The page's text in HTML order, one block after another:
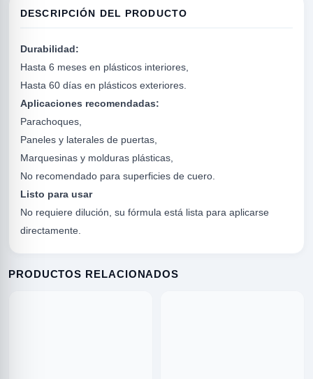
DESCRIPCIÓN DEL PRODUCTO
Durabilidad:
Hasta 6 meses en plásticos interiores,
Hasta 60 días en plásticos exteriores.
Aplicaciones recomendadas:
Parachoques,
Paneles y laterales de puertas,
Marquesinas y molduras plásticas,
No recomendado para superficies de cuero.
Listo para usar
No requiere dilución, su fórmula está lista para aplicarse
directamente.
PRODUCTOS RELACIONADOS